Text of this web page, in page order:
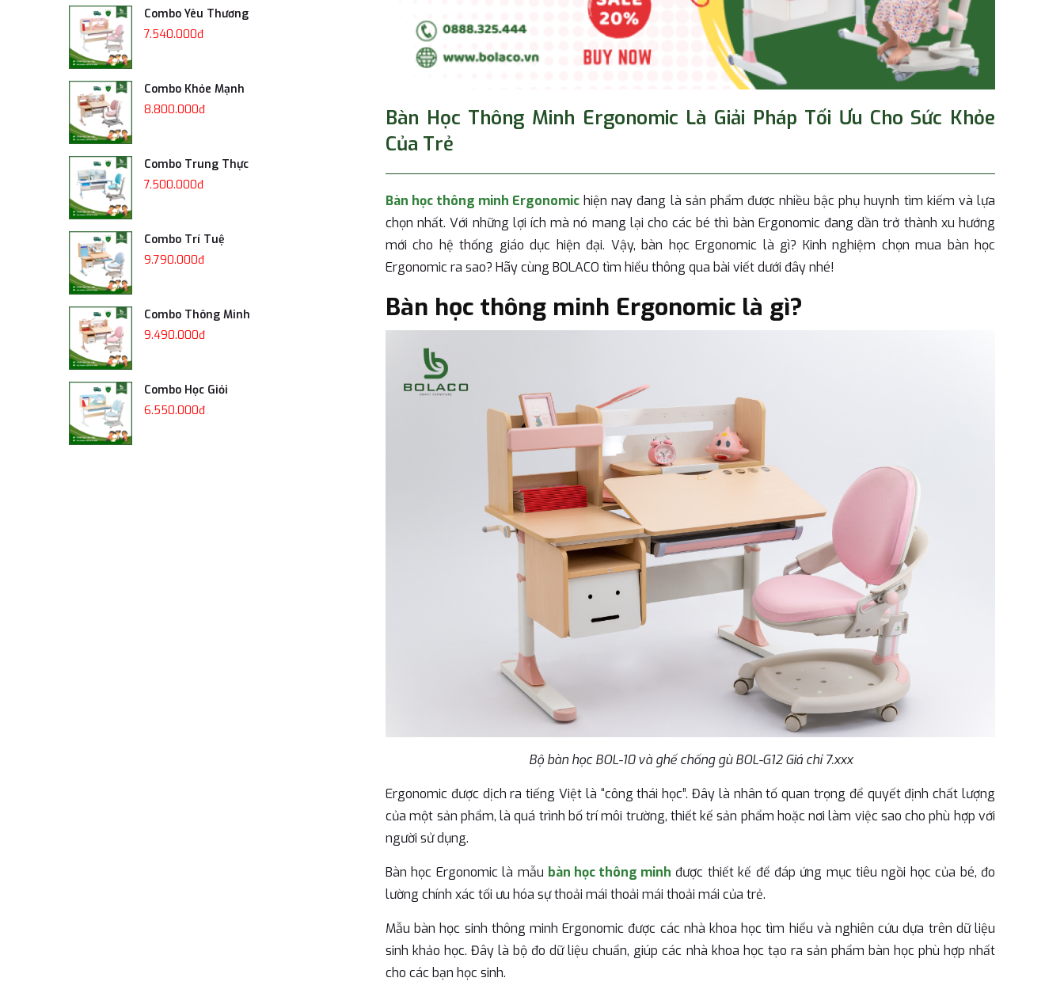
Bàn Học Thông Minh Ergonomic Là Giải Pháp Tối Ưu Cho Sức Khỏe
Của Trẻ
Bàn học thông minh Ergonomic hiện nay đang là sản phẩm được nhiều bậc phụ huynh tìm kiếm và lựa
chọn nhất. Với những lợi ích mà nó mang lại cho các bé thì bàn Ergonomic đang dần trở thành xu hướng
mới cho hệ thống giáo dục hiện đại. Vậy, bàn học Ergonomic là gì? Kinh nghiệm chọn mua bàn học
Ergonomic ra sao? Hãy cùng BOLACO tìm hiểu thông qua bài viết dưới đây nhé!
Bàn học thông minh Ergonomic là gì?
Bộ bàn học BOL-10 và ghế chống gù BOL-G12 Giá chỉ 7.xxx
Ergonomic được dịch ra tiếng Việt là “công thái học”. Đây là nhân tố quan trọng để quyết định chất lượng
của một sản phẩm, là quá trình bố trí môi trường, thiết kế sản phẩm hoặc nơi làm việc sao cho phù hợp với
người sử dụng.
Bàn học Ergonomic là mẫu bàn học thông minh được thiết kế để đáp ứng mục tiêu ngồi học của bé, đo
lường chính xác tối ưu hóa sự thoải mái thoải mái thoải mái của trẻ.
Mẫu bàn học sinh thông minh Ergonomic được các nhà khoa học tìm hiểu và nghiên cứu dựa trên dữ liệu
sinh khảo học. Đây là bộ đo dữ liệu chuẩn, giúp các nhà khoa học tạo ra sản phẩm bàn học phù hợp nhất
cho các bạn học sinh.
Combo Yêu Thương
7.540.000đ
Combo Khỏe Mạnh
8.800.000đ
Combo Trung Thực
7.500.000đ
Combo Trí Tuệ
9.790.000đ
Combo Thông Minh
9.490.000đ
Combo Học Giỏi
6.550.000đ